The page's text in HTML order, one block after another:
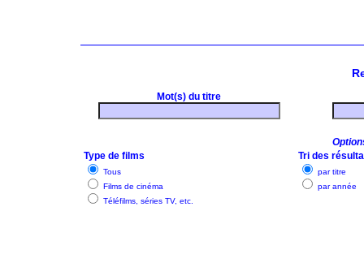
Mot(s) du titre
Type de films
Tous
Films de cinéma
Téléfilms, séries TV, etc.
Tri des
par titre
par année